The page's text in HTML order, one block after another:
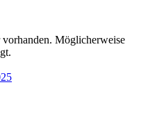
Möglicherweise